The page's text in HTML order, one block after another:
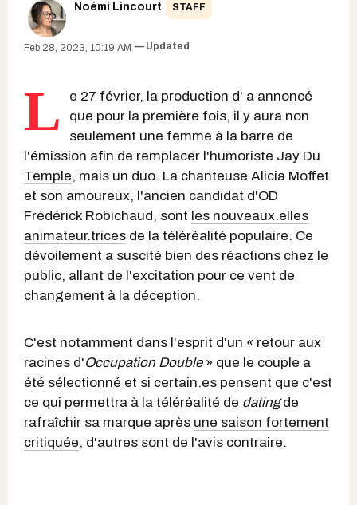
Noémi Lincourt STAFF
Feb 28, 2023, 10:19 AM Updated
L e 27 février, la production d' a annoncé
que pour la première fois, il y aura non
seulement une femme à la barre de
l'émission afin de remplacer l'humoriste Jay Du
Temple, mais un duo. La chanteuse Alicia Moffet
et son amoureux, l'ancien candidat d'OD
Frédérick Robichaud, sont les nouveaux.elles
animateur.trices de la téléréalité populaire. Ce
dévoilement a suscité bien des réactions chez le
public, allant de l'excitation pour ce vent de
changement à la déception.
C'est notamment dans l'esprit d'un « retour aux
racines d'Occupation Double» que le couple a
été sélectionné et si certain.es pensent que c'est
ce qui permettra à la téléréalité de datingde
rafraîchir sa marque après une saison fortement
critiquée, d'autres sont de l'avis contraire.